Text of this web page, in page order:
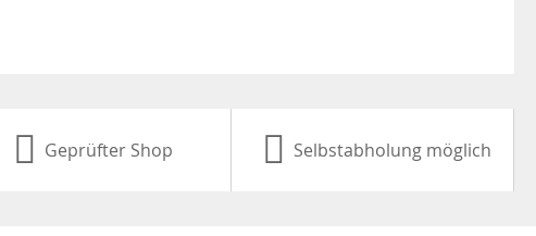
Geprüfter Shop Selbstabholung möglich